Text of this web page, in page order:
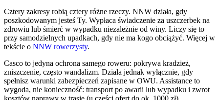
Cztery zakresy robią cztery różne rzeczy. NNW działa, gdy
poszkodowanym jesteś Ty. Wypłaca świadczenie za uszczerbek na
zdrowiu lub śmierć w wypadku niezależnie od winy. Liczy się to
przy samodzielnych upadkach, gdy nie ma kogo obciążyć. Więcej w
tekście o NNW rowerzysty.
Casco to jedyna ochrona samego roweru: pokrywa kradzież,
zniszczenie, często wandalizm. Działa jednak wyłącznie, gdy
spełnisz warunki zabezpieczeń zapisane w OWU. Assistance to
wygoda, nie konieczność: transport po awarii lub wypadku i zwrot
kosztów naprawy w trasie (u części ofert do ok. 1000 zł).